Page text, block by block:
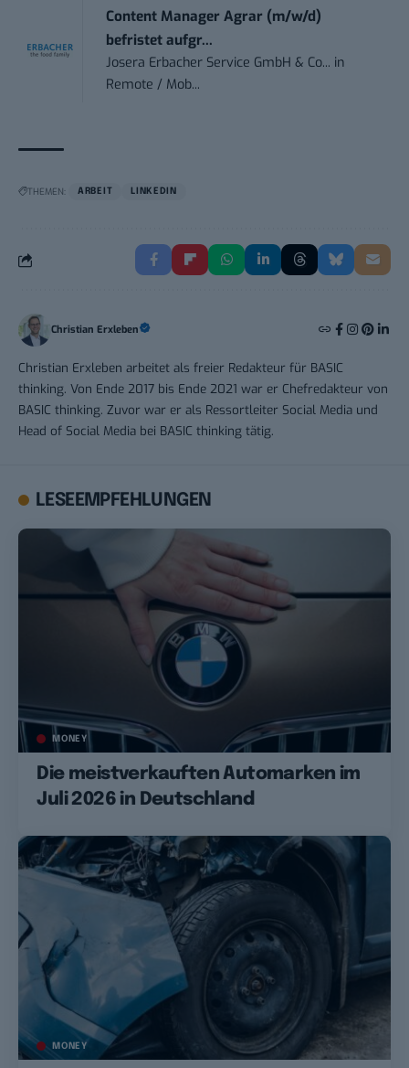
Content Manager Agrar (m/w/d)
befristet aufgr...
Josera Erbacher Service GmbH & Co... in
Remote / Mob...
THEMEN: ARBEIT LINKEDIN
Christian Erxleben
Christian Erxleben arbeitet als freier Redakteur für BASIC
thinking. Von Ende 2017 bis Ende 2021 war er Chefredakteur von
BASIC thinking. Zuvor war er als Ressortleiter Social Media und
Head of Social Media bei BASIC thinking tätig.
LESEEMPFEHLUNGEN
MONEY
Die meistverkauften Automarken im
Juli 2026 in Deutschland
MONEY